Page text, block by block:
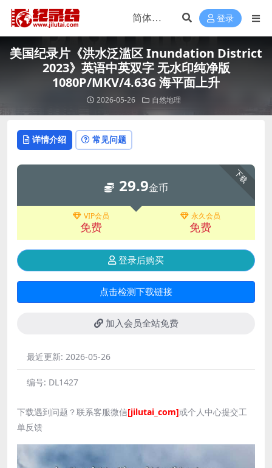
登录
美国纪录片《洪水泛滥区 Inundation District
2023》英语中英双字 无水印纯净版
1080P/MKV/4.63G 海平面上升
2026-05-26 自然地理
详情介绍 常见问题
下载
29.9金币
VIP会员
免费
永久会员
免费
登录后购买
点击检测下载链接
加入会员全站免费
最近更新: 2026-05-26
编号: DL1427
下载遇到问题？联系客服微信[jilutai_com]或个人中心提交工
单反馈